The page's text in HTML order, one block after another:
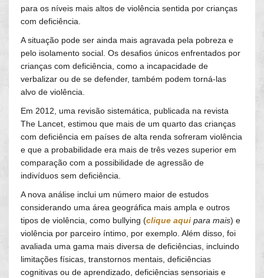
para os níveis mais altos de violência sentida por crianças
com deficiência.
A situação pode ser ainda mais agravada pela pobreza e
pelo isolamento social. Os desafios únicos enfrentados por
crianças com deficiência, como a incapacidade de
verbalizar ou de se defender, também podem torná-las
alvo de violência.
Em 2012, uma revisão sistemática, publicada na revista
The Lancet, estimou que mais de um quarto das crianças
com deficiência em países de alta renda sofreram violência
e que a probabilidade era mais de três vezes superior em
comparação com a possibilidade de agressão de
indivíduos sem deficiência.
A nova análise inclui um número maior de estudos
considerando uma área geográfica mais ampla e outros
tipos de violência, como bullying (clique aqui para mais) e
violência por parceiro íntimo, por exemplo. Além disso, foi
avaliada uma gama mais diversa de deficiências, incluindo
limitações físicas, transtornos mentais, deficiências
cognitivas ou de aprendizado, deficiências sensoriais e